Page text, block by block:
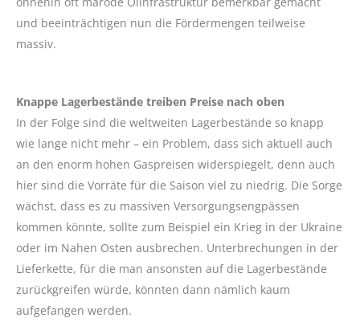
und beeinträchtigen nun die Fördermengen teilweise
massiv.
Knappe Lagerbestände treiben Preise nach oben
In der Folge sind die weltweiten Lagerbestände so knapp
wie lange nicht mehr – ein Problem, dass sich aktuell auch
an den enorm hohen Gaspreisen widerspiegelt, denn auch
hier sind die Vorräte für die Saison viel zu niedrig. Die Sorge
wächst, dass es zu massiven Versorgungsengpässen
kommen könnte, sollte zum Beispiel ein Krieg in der Ukraine
oder im Nahen Osten ausbrechen. Unterbrechungen in der
Lieferkette, für die man ansonsten auf die Lagerbestände
zurückgreifen würde, könnten dann nämlich kaum
aufgefangen werden.